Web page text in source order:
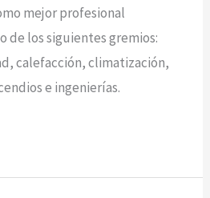
mejor profesional
de los siguientes gremios:
calefacción, climatización,
e ingenierías.